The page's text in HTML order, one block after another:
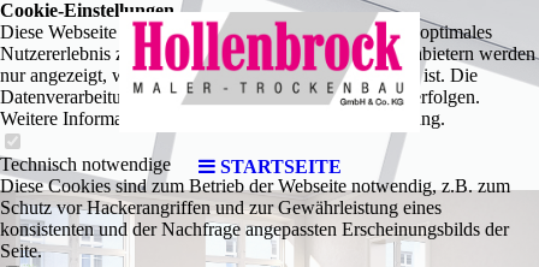
STARTSEITE
Cookie-Einstellungen
Diese Webseite verwendet Cookies, um Besuchern ein optimales
Nutzererlebnis zu bieten. Bestimmte Inhalte von Drittanbietern werden
nur angezeigt, wenn die entsprechende Option aktiviert ist. Die
Datenverarbeitung kann dann auch in einem Drittland erfolgen.
Weitere Informationen hierzu in der Datenschutzerklärung.
Technisch notwendige
Diese Cookies sind zum Betrieb der Webseite notwendig, z.B. zum
Schutz vor Hackerangriffen und zur Gewährleistung eines
konsistenten und der Nachfrage angepassten Erscheinungsbilds der
Seite.